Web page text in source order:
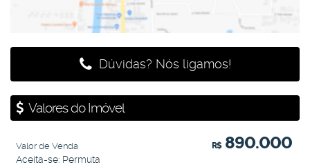
Dúvidas? Nós ligamos!
Valores do Imóvel
R$890.000
Valor de Venda
Aceita-se: Permuta